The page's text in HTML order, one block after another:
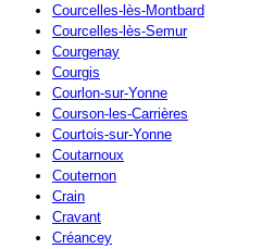
Courcelles-lès-Montbard
Courcelles-lès-Semur
Courgenay
Courgis
Courlon-sur-Yonne
Courson-les-Carrières
Courtois-sur-Yonne
Coutarnoux
Couternon
Crain
Cravant
Créancey